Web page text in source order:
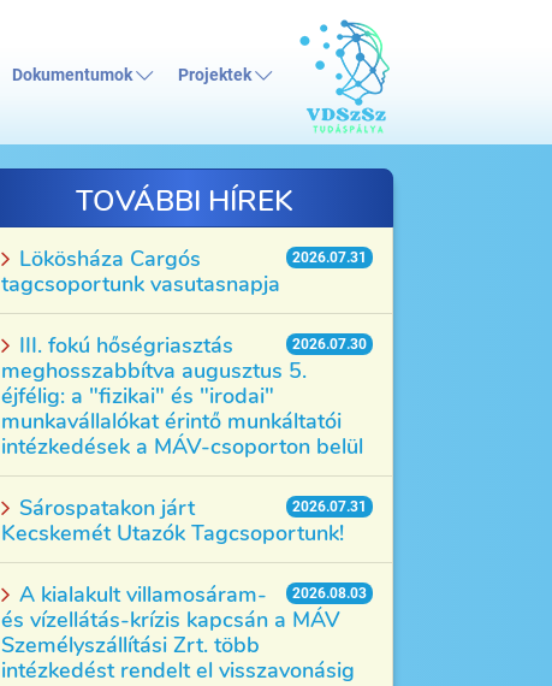
Dokumentumok Projektek
TOVÁBBI HÍREK
2026.07.31
Lökösháza Cargós
tagcsoportunk vasutasnapja
2026.07.30
III. fokú hőségriasztás
meghosszabbítva augusztus 5.
éjfélig: a "fizikai" és "irodai"
munkavállalókat érintő munkáltatói
intézkedések a MÁV-csoporton belül
2026.07.31
Sárospatakon járt
Kecskemét Utazók Tagcsoportunk!
2026.08.03
A kialakult villamosáram-
és vízellátás-krízis kapcsán a MÁV
Személyszállítási Zrt. több
intézkedést rendelt el visszavonásig